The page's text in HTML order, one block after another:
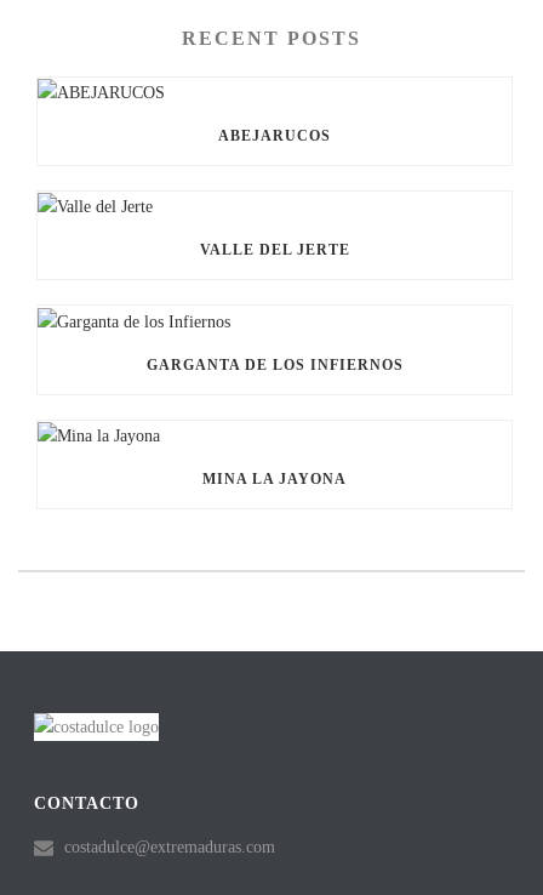
RECENT POSTS
ABEJARUCOS
VALLE DEL JERTE
GARGANTA DE LOS INFIERNOS
MINA LA JAYONA
CONTACTO
costadulce@extremaduras.com